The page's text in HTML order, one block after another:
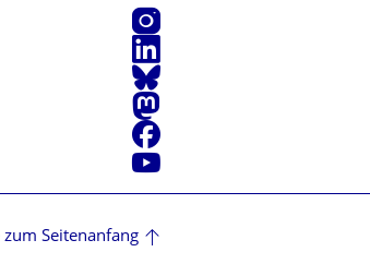
Instagram
LinkedIn
Bluesky
Mastodon
Facebook
Youtube
zum Seitenanfang